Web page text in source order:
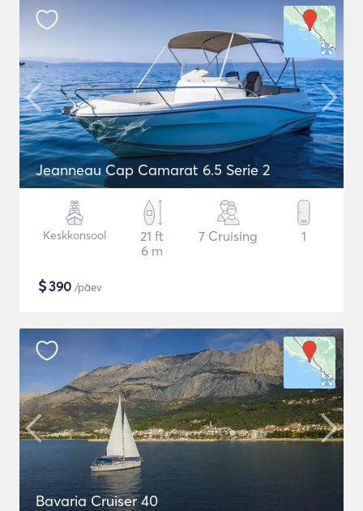
Jeanneau Cap Camarat 6.5 Serie 2
Keskkonsool
21 ft
6 m
7 Cruising 1
$390 /päev
Bavaria Cruiser 40